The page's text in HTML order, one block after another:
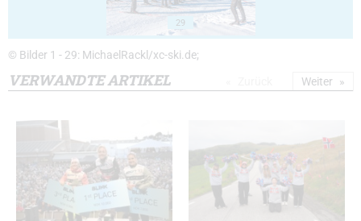
29
© Bilder 1 - 29: MichaelRackl/xc-ski.de;
VERWANDTE ARTIKEL Weiter